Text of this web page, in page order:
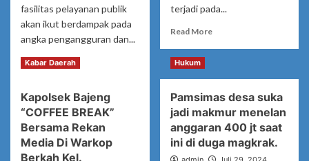
fasilitas pelayanan publik
akan ikut berdampak pada
angka pengangguran dan...
Read MoreRead
more
Bupati
Gowa
Nilai
Meningkatnya
terjadi pada...
Read MoreRead
Lubis
gandeng
perbaiki
saluran
Kabar Daerah
Kapolsek Bajeng
“COFFEE BREAK”
Bersama Rekan
Media Di Warkop
Berkah Kel.
Hukum
Pamsimas desa suka
jadi makmur menelan
anggaran 400 jt saat
ini di duga magkrak.